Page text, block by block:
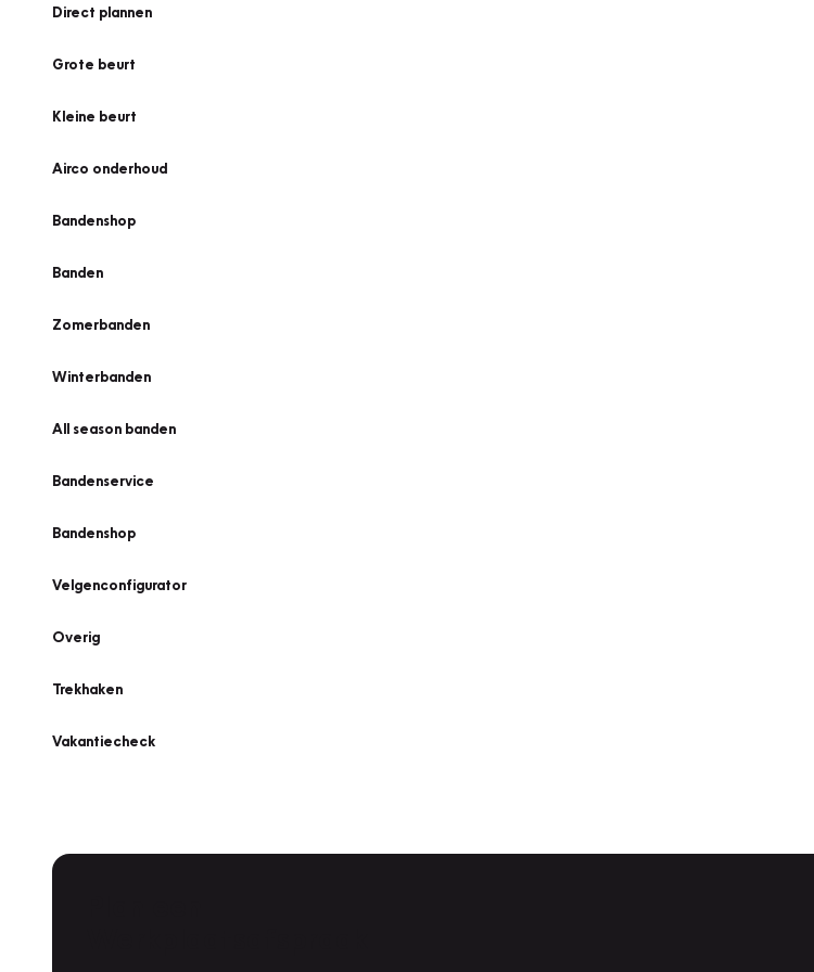
Direct plannen
Grote beurt
Kleine beurt
Airco onderhoud
Bandenshop
Banden
Zomerbanden
Winterbanden
All season banden
Bandenservice
Bandenshop
Velgenconfigurator
Overig
Trekhaken
Vakantiecheck